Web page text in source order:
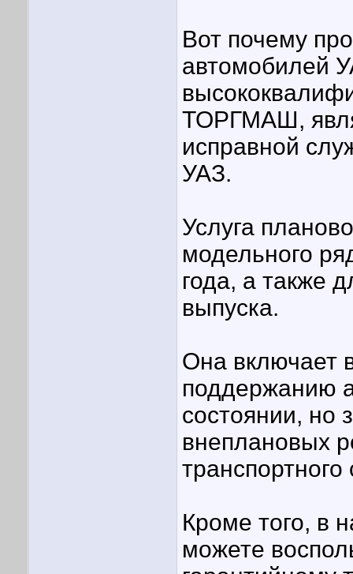
Вот почему
автомобилей
ТОРГМАШ,
исправной
УАЗ.
Услуга
модельного
года, а также
выпуска.
Она включает
поддержанию
состоянии, но
внеплановых
транспортного
Кроме того, в
можете